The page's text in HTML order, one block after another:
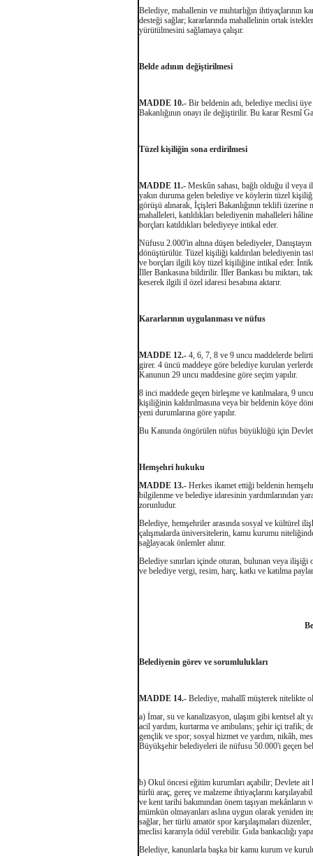
Belediye, mahallenin ve muhtarlığın ihtiyaçlarının
desteği sağlar; kararlarında mahallelinin ortak
yürütülmesini sağlamaya çalışır.
Belde adının değiştirilmesi
MADDE 10.- Bir beldenin adı, belediye meclisi
Bakanlığının onayı ile değiştirilir. Bu karar Resmî
Tüzel kişiliğin sona erdirilmesi
MADDE 11.- Meskûn sahası, bağlı olduğu il veya
yakın duruma gelen belediye ve köylerin tüzel
görüşü alınarak, İçişleri Bakanlığının teklifi üzerine
mahalleleri, katıldıkları belediyenin mahalleleri
borçları katıldıkları belediyeye intikal eder.
Nüfusu 2.000'in altına düşen belediyeler,
dönüştürülür. Tüzel kişiliği kaldırılan belediyenin
ve borçları ilgili köy tüzel kişiliğine intikal eder.
İller Bankasına bildirilir. İller Bankası bu miktarı,
keserek ilgili il özel idaresi hesabına aktarır.
Kararlarının uygulanması ve nüfus
MADDE 12.- 4, 6, 7, 8 ve 9 uncu maddelerde
girer. 4 üncü maddeye göre belediye kurulan
Kanunun 29 uncu maddesine göre seçim yapılır.
8 inci maddede geçen birleşme ve katılmalara, 9
kişiliğinin kaldırılmasına veya bir beldenin köye
yeni durumlarına göre yapılır.
Bu Kanunda öngörülen nüfus büyüklüğü için Devlet
Hemşehri hukuku
MADDE 13.- Herkes ikamet ettiği beldenin
bilgilenme ve belediye idaresinin yardımlarından
zorunludur.
Belediye, hemşehriler arasında sosyal ve kültürel
çalışmalarda üniversitelerin, kamu kurumu
sağlayacak önlemler alınır.
Belediye sınırları içinde oturan, bulunan veya ilişiği
ve belediye vergi, resim, harç, katkı ve katılma
Belediyenin görev ve sorumlulukları
MADDE 14.- Belediye, mahallî müşterek nitelikte
a) İmar, su ve kanalizasyon, ulaşım gibi kentsel alt
acil yardım, kurtarma ve ambulans; şehir içi trafik;
gençlik ve spor; sosyal hizmet ve yardım, nikâh,
Büyükşehir belediyeleri ile nüfusu 50.000'i geçen
b) Okul öncesi eğitim kurumları açabilir; Devlete ait
türlü araç, gereç ve malzeme ihtiyaçlarını
ve kent tarihi bakımından önem taşıyan
mümkün olmayanları aslına uygun olarak yeniden
sağlar, her türlü amatör spor karşılaşmaları
meclisi kararıyla ödül verebilir. Gıda bankacılığı
Belediye, kanunlarla başka bir kamu kurum ve